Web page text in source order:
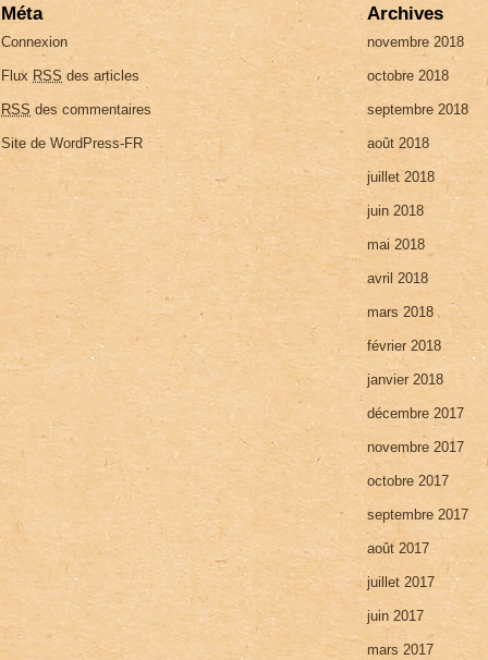
Méta
Connexion
Flux RSS des articles
RSS des commentaires
Site de WordPress-FR
Archives
novembre 2018
octobre 2018
septembre 2018
août 2018
juillet 2018
juin 2018
mai 2018
avril 2018
mars 2018
février 2018
janvier 2018
décembre 2017
novembre 2017
octobre 2017
septembre 2017
août 2017
juillet 2017
juin 2017
mars 2017